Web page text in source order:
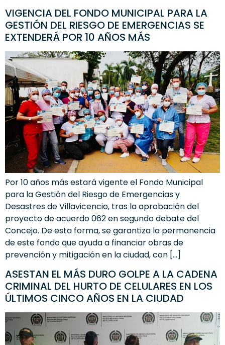
VIGENCIA DEL FONDO MUNICIPAL PARA LA
GESTIÓN DEL RIESGO DE EMERGENCIAS SE
EXTENDERÁ POR 10 AÑOS MÁS
Por 10 años más estará vigente el Fondo Municipal
para la Gestión del Riesgo de Emergencias y
Desastres de Villavicencio, tras la aprobación del
proyecto de acuerdo 062 en segundo debate del
Concejo. De esta forma, se garantiza la permanencia
de este fondo que ayuda a financiar obras de
prevención y mitigación en la ciudad, con […]
ASESTAN EL MÁS DURO GOLPE A LA CADENA
CRIMINAL DEL HURTO DE CELULARES EN LOS
ÚLTIMOS CINCO AÑOS EN LA CIUDAD